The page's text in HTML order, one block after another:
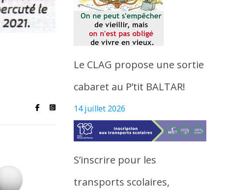
Le CLAG propose une sortie
cabaret au P’tit BALTAR!
14 juillet 2026
S’inscrire pour les
transports scolaires,